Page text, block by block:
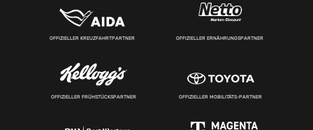
OFFIZIELLER KREUZFAHRTPARTNER OFFIZIELLER ERNÄHRUNGSPARTNER
OFFIZIELLER FRÜHSTÜCKSPARTNER OFFIZIELLER MOBILITÄTS-PARTNER